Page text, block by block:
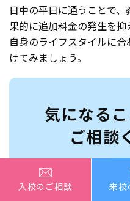
入校のご相談 来校
日中の平日に通うことで
果的に追加料金の発生を
自身のライフスタイルに
けてみましょう。
気になる
ご相談
24